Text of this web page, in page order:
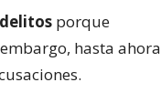
porque
hasta ahora